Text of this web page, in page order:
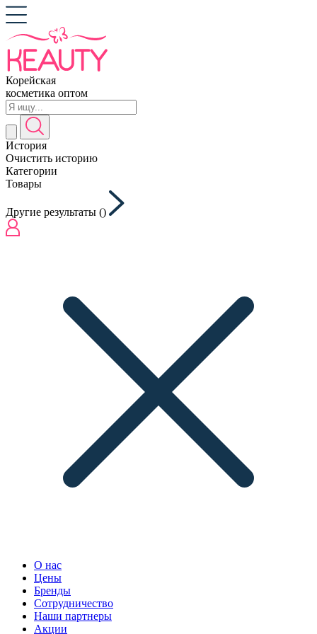
Корейская
косметика оптом
История
Очистить историю
Категории
Товары
Другие результаты ()
О нас
Цены
Бренды
Сотрудничество
Наши партнеры
Акции